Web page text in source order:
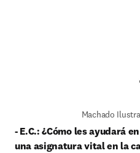
Machado
- E.C.: ¿Cómo les ayudará
una asignatura vital en la